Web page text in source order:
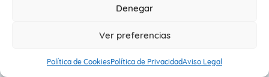
Denegar
Ver preferencias
Política de CookiesPolítica de PrivacidadAviso Legal
Aviso Legal Protección de datos
© 2026 Primeros Pendientes by Maite Navarro. Todos los
derechos reservados.